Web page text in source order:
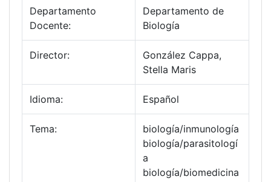
Departamento
Docente:
Departamento de
Biología
Director:
González Cappa,
Stella Maris
Idioma: Español
Tema:
biología/inmunología
biología/parasitologí
a
biología/biomedicina